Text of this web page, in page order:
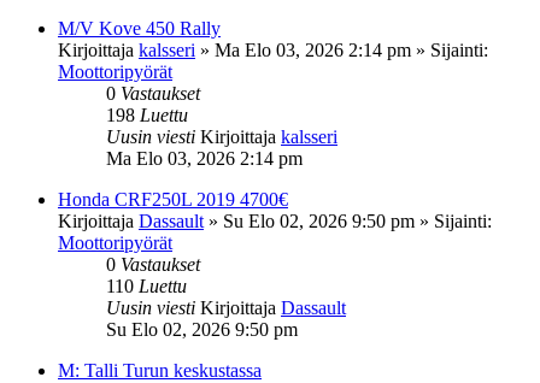
M/V Kove 450 Rally
Kirjoittaja kalsseri » Ma Elo 03, 2026 2:14 pm » Sijainti:
Moottoripyörät
0 Vastaukset
198 Luettu
Uusin viesti Kirjoittaja kalsseri
Ma Elo 03, 2026 2:14 pm
Honda CRF250L 2019 4700€
Kirjoittaja Dassault » Su Elo 02, 2026 9:50 pm » Sijainti:
Moottoripyörät
0 Vastaukset
110 Luettu
Uusin viesti Kirjoittaja Dassault
Su Elo 02, 2026 9:50 pm
M: Talli Turun keskustassa